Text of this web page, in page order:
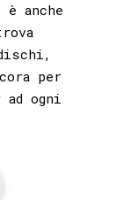
anche
per
ogni